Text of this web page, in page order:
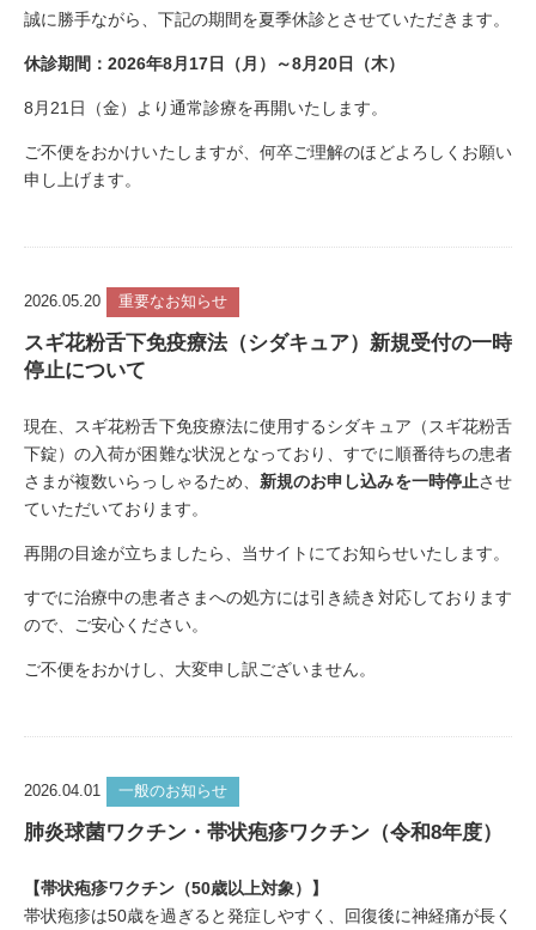
誠に勝手ながら、下記の期間を夏季休診とさせていただきます。
休診期間：2026年8月17日（月）～8月20日（木）
8月21日（金）より通常診療を再開いたします。
ご不便をおかけいたしますが、何卒ご理解のほどよろしくお願い
申し上げます。
2026.05.20 重要なお知らせ
スギ花粉舌下免疫療法（シダキュア）新規受付の一時
停止について
現在、スギ花粉舌下免疫療法に使用するシダキュア（スギ花粉舌
下錠）の入荷が困難な状況となっており、すでに順番待ちの患者
さまが複数いらっしゃるため、 新規のお申し込みを一時停止させ
ていただいております。
再開の目途が立ちましたら、当サイトにてお知らせいたします。
すでに治療中の患者さまへの処方には引き続き対応しております
ので、ご安心ください。
ご不便をおかけし、大変申し訳ございません。
2026.04.01 一般のお知らせ
肺炎球菌ワクチン・帯状疱疹ワクチン（令和8年度）
【帯状疱疹ワクチン（50歳以上対象）】
帯状疱疹は50歳を過ぎると発症しやすく、回復後に神経痛が長く